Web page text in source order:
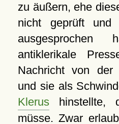
zu äußern, ehe
nicht geprüft und
antiklerikale
Nachricht von der
und sie als
Klerushinstellte,
müsse. Zwar